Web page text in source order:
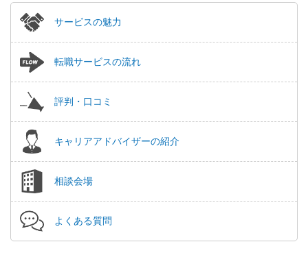
サービスの魅力
転職サービスの流れ
評判・口コミ
キャリアアドバイザーの紹介
相談会場
よくある質問